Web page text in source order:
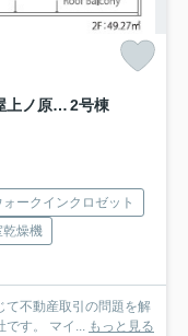
仲介手数料不要 リナージュ合志市須屋上ノ原【西合志南小・西合志南中】 2号棟
ォークインクロゼット
乾燥機
て不動産取引の問題を解
決のお手伝いをする、合志市の不動産仲介会社です。 マイ... もっと見る